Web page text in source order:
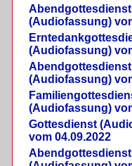
Abendgottesdienst
(Audiofassung)
(Audiofassung)
Abendgottesdienst
(Audiofassung)
(Audiofassung)
Gottesdienst
vom 04.09.2022
Abendgottesdienst